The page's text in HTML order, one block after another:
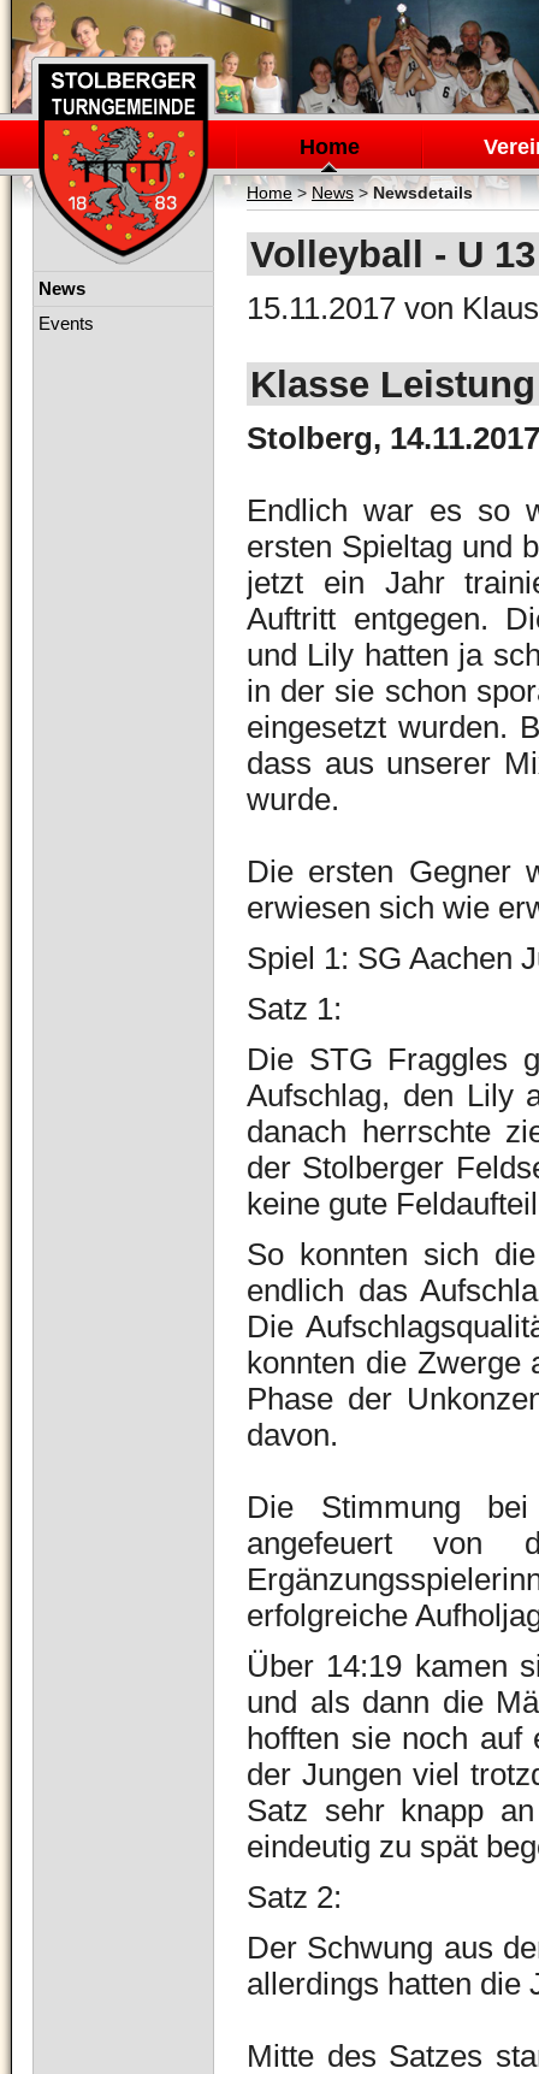
Navigation
überspringen
Home
Home> News>Newsdetails
Volleyball - U
15.11.2017 von
Klasse
Stolberg, 14.11.2017
Endlich war es so
ersten Spieltag und
jetzt ein Jahr
Auftritt entgegen.
und Lily hatten ja
in der sie schon
eingesetzt wurden.
dass aus unserer
wurde.
Die ersten Gegner
erwiesen sich wie
Spiel 1: SG Aachen
Satz 1:
Die STG Fraggles
Aufschlag, den Lily
danach herrschte
der Stolberger
keine gute
So konnten sich
endlich das
Die
konnten die Zwerge
Phase der
davon.
Die Stimmung
angefeuert von
erfolgreiche
Über 14:19 kamen
und als dann die
hofften sie noch auf
der Jungen viel
Satz sehr knapp
eindeutig zu spät
Satz 2:
Der Schwung aus
allerdings hatten die
Mitte des Satzes
Navigation
News
Events